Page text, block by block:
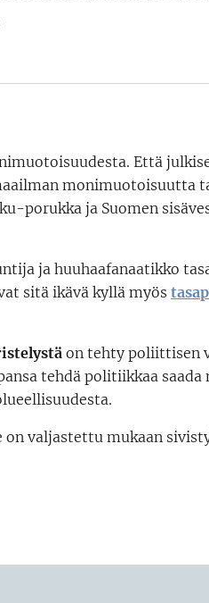
Että
monimuotoisuutta
porukka ja Suomen
ja huuhaafanaatikko
sitä ikävä kyllä myös
on tehty poliittisen
tehdä politiikkaa
on valjastettu mukaan